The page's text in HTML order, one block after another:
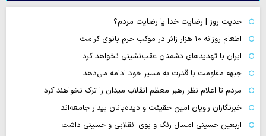
حدیث روز | رضایت خدا یا رضایت مردم؟
اطعام روزانه ۱۰ هزار زائر در موکب حرم بانوی کرامت
ایران با تهدیدهای دشمنان عقب‌نشینی نخواهد کرد
جبهه مقاومت با قدرت به مسیر خود ادامه می‌دهد
مردم تا اعلام نظر رهبر معظم انقلاب میدان را ترک نخواهند کرد
خبرنگاران راویان امین حقیقت و دیده‌بانان بیدار جامعه‌اند
اربعین حسینی امسال رنگ و بوی انقلابی و حسینی داشت